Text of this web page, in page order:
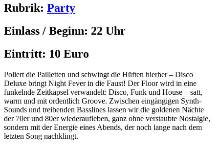
Rubrik: Party
Einlass / Beginn: 22 Uhr
Eintritt: 10 Euro
Poliert die Pailletten und schwingt die Hüften hierher – Disco
Deluxe bringt Night Fever in die Faust! Der Floor wird in eine
funkelnde Zeitkapsel verwandelt: Disco, Funk und House – satt,
warm und mit ordentlich Groove. Zwischen eingängigen Synth-
Sounds und treibenden Basslines lassen wir die goldenen Nächte
der 70er und 80er wiederaufleben, ganz ohne verstaubte Nostalgie,
sondern mit der Energie eines Abends, der noch lange nach dem
letzten Song nachklingt.